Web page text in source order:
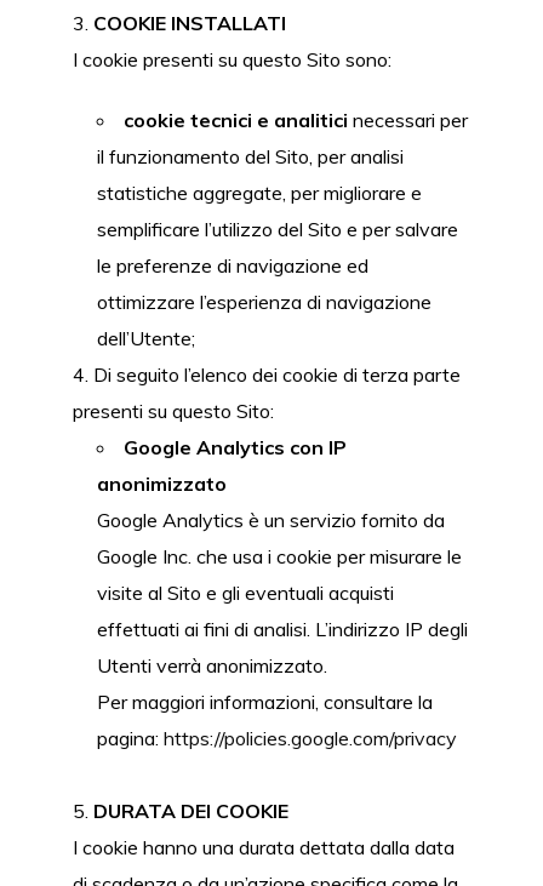
COOKIE INSTALLATI
I cookie presenti su questo Sito sono:
cookie tecnici e analitici necessari per
il funzionamento del Sito, per analisi
statistiche aggregate, per migliorare e
semplificare l’utilizzo del Sito e per salvare
le preferenze di navigazione ed
ottimizzare l’esperienza di navigazione
dell’Utente;
Di seguito l’elenco dei cookie di terza parte
presenti su questo Sito:
Google Analytics con IP
anonimizzato
Google Analytics è un servizio fornito da
Google Inc. che usa i cookie per misurare le
visite al Sito e gli eventuali acquisti
effettuati ai fini di analisi. L’indirizzo IP degli
Utenti verrà anonimizzato.
Per maggiori informazioni, consultare la
pagina: https://policies.google.com/privacy
DURATA DEI COOKIE
I cookie hanno una durata dettata dalla data